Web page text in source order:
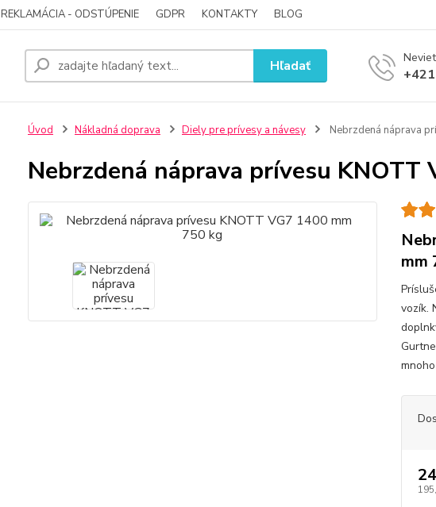
REKLAMÁCIA - ODSTÚPENIE GDPR KONTAKTY BLOG
Hľadať
Úvod Nákladná doprava Diely pre prívesy a návesy Nebrzdená náprava
Nebrzdená náprava prívesu KNOTT
mm
vozík.